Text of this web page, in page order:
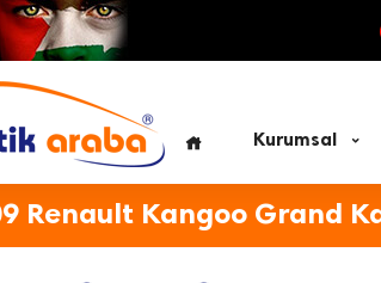
Kurumsal
Renault Kangoo Grand